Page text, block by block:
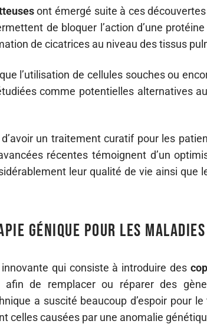
ont émergé suite à ces
de bloquer l’action d’une protéine
de cicatrices au niveau des tissus
l’utilisation de cellules souches ou
comme potentielles alternatives
un traitement curatif pour les
récentes témoignent d’un
leur qualité de vie ainsi que
génique pour les
qui consiste à introduire des
afin de remplacer ou réparer des
a suscité beaucoup d’espoir pour
celles causées par une anomalie